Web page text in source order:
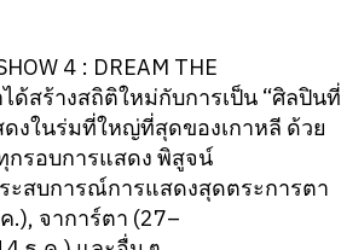
4 : DREAM THE
ด้สร้างสถิติใหม่กับการเป็น “ศิลปินที่
ดงในร่มที่ใหญ่ที่สุดของเกาหลี ด้วย
กรอบการแสดง พิสูจน์
ะสบการณ์การแสดงสุดตระการตา
.), จาการ์ตา (27–